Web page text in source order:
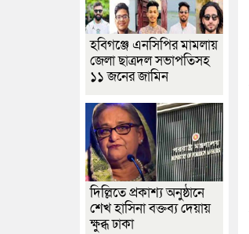
হবিগঞ্জে এনসিপির মামলায়
জেলা ছাত্রদল সভাপতিসহ
১১ জনের জামিন
দিল্লিতে প্রকাশ্য অনুষ্ঠানে
শেখ হাসিনা বক্তব্য দেয়ায়
ক্ষুব্ধ ঢাকা